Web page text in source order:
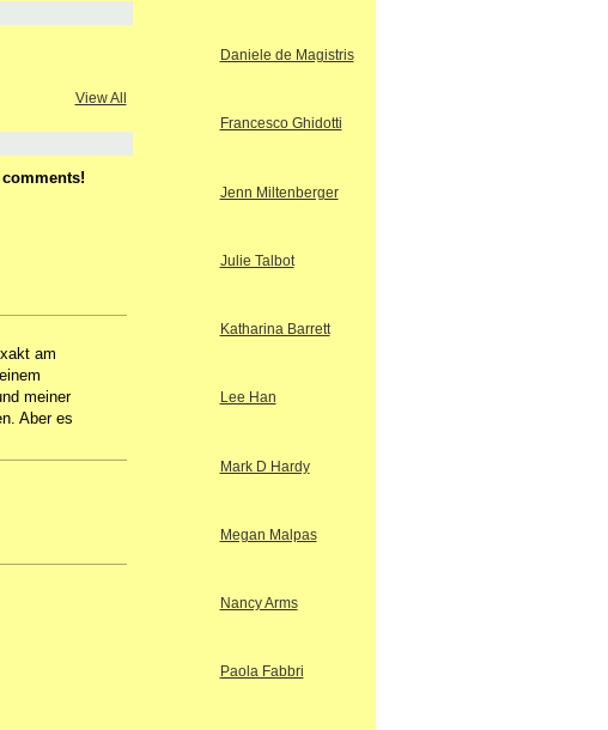
View All
am
meiner
Aber es
Daniele de Magistris
Francesco Ghidotti
Jenn Miltenberger
Julie Talbot
Katharina Barrett
Lee Han
Mark D Hardy
Megan Malpas
Nancy Arms
Paola Fabbri